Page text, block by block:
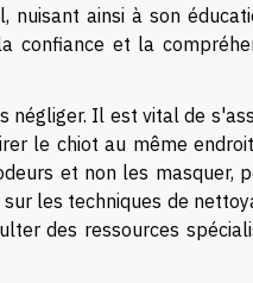
nuisant ainsi à son
confiance et la
négliger. Il est vital de
le chiot au même
et non les masquer,
les techniques de
des ressources